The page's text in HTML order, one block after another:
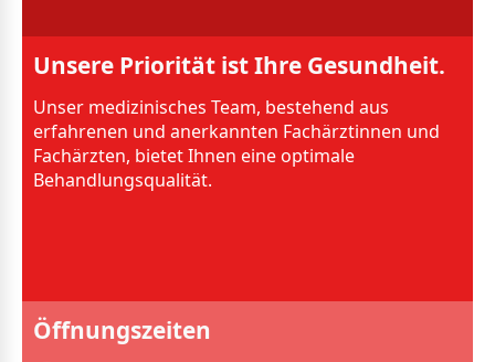
Unsere Priorität ist Ihre Gesundheit.
Unser medizinisches Team, bestehend aus
erfahrenen und anerkannten Fachärztinnen und
Fachärzten, bietet Ihnen eine optimale
Behandlungsqualität.
Öffnungszeiten